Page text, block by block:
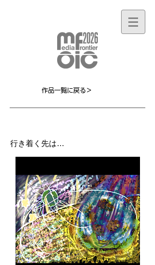
作品一覧に戻る＞
行き着く先は…